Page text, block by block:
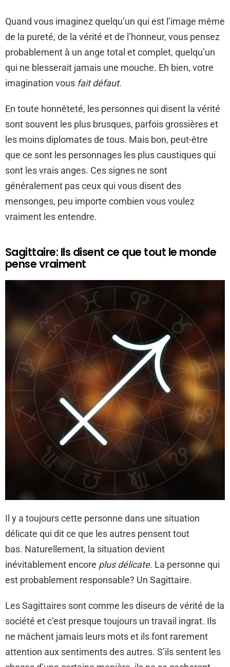
Quand vous imaginez quelqu’un qui est l’image même
de la pureté, de la vérité et de l’honneur, vous pensez
probablement à un ange total et complet, quelqu’un
qui ne blesserait jamais une mouche. Eh bien, votre
imagination vous faitdéfaut.
En toute honnêteté, les personnes qui disent la vérité
sont souvent les plus brusques, parfois grossières et
les moins diplomates de tous. Mais bon, peut-être
que ce sont les personnages les plus caustiques qui
sont les vrais anges. Ces signes ne sont
généralement pas ceux qui vous disent des
mensonges, peu importe combien vous voulez
vraiment les entendre.
Sagittaire: Ils disent ce que tout le monde
pense vraiment
Il y a toujours cette personne dans une situation
délicate qui dit ce que les autres pensent tout
bas. Naturellement, la situation devient
inévitablement encore plus délicate. La personne qui
est probablement responsable? Un Sagittaire.
Les Sagittaires sont comme les diseurs de vérité de la
société et c’est presque toujours un travail ingrat. Ils
ne mâchent jamais leurs mots et ils font rarement
attention aux sentiments des autres. S’ils sentent les